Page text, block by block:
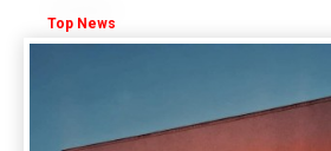
Top News